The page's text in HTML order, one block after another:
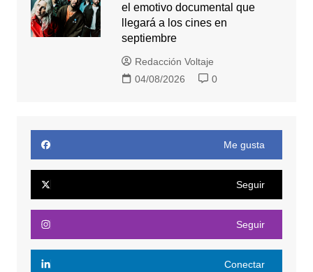
el emotivo documental que
llegará a los cines en
septiembre
Redacción Voltaje
04/08/2026
0
Me gusta
Seguir
Seguir
Conectar